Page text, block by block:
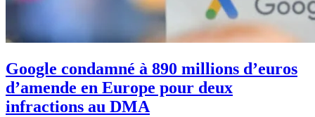
Google condamné à 890 millions d’euros
d’amende en Europe pour deux
infractions au DMA